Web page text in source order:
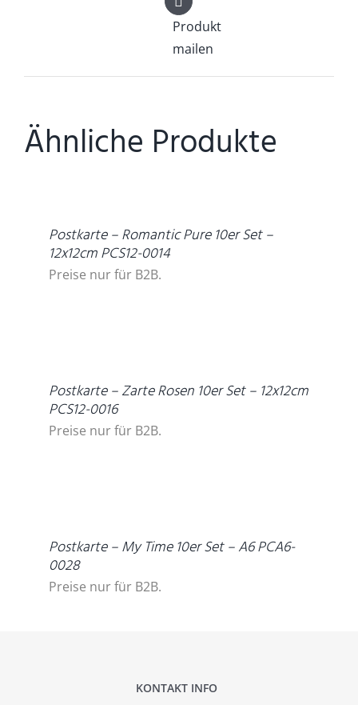
Produkt
mailen
Ähnliche Produkte
Postkarte – Romantic Pure 10er Set –
12x12cm PCS12-0014
Preise nur für B2B.
Postkarte – Zarte Rosen 10er Set – 12x12cm
PCS12-0016
Preise nur für B2B.
Postkarte – My Time 10er Set – A6 PCA6-
0028
Preise nur für B2B.
KONTAKT INFO